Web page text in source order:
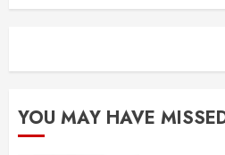
YOU MAY HAVE